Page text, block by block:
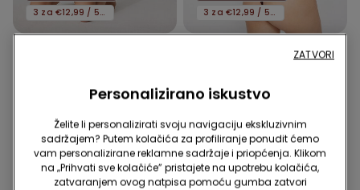
3 za €12,99 / 5 za €19,99
3 za €12,99 / 5 za €19,99
5,99 €
Personalizirano iskustvo
Želite li personalizirati svoju navigaciju ekskluzivnim
sadržajem? Putem kolačića za profiliranje ponudit ćemo
vam personalizirane reklamne sadržaje i priopćenja. Klikom
na „Prihvati sve kolačiće” pristajete na upotrebu kolačića,
zatvaranjem ovog natpisa pomoću gumba zatvori
ZATVORI